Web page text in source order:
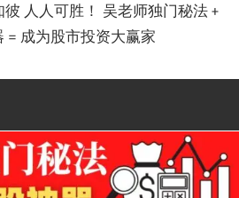
彼 人人可胜！ 吴老师独门秘法 +
= 成为股市投资大赢家